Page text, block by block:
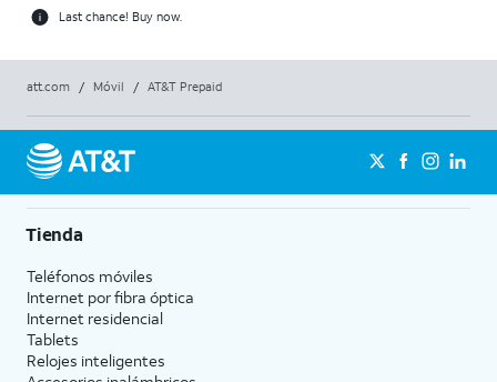
Last chance! Buy now.
att.com / Móvil / AT&T Prepaid
Tienda
Teléfonos móviles
Internet por fibra óptica
Internet residencial
Tablets
Relojes inteligentes